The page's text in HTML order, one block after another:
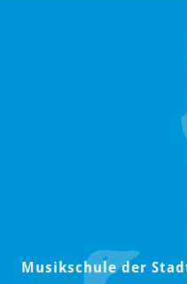
Musikschule der